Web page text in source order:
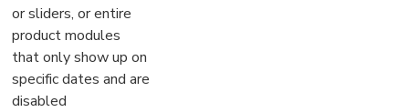
or sliders, or entire
product modules
that only show up on
specific dates and are
disabled